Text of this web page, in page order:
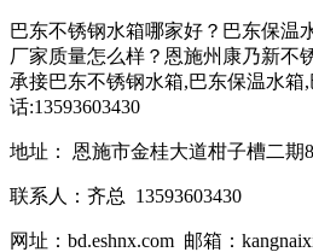
巴东不锈钢水箱哪家好？巴东保温
厂家质量怎么样？恩施州康乃新不
承接巴东不锈钢水箱,巴东保温水箱
话:13593603430
地址： 恩施市金桂大道柑子槽二期
联系人：齐总 13593603430
网址：bd.eshnx.com 邮箱：